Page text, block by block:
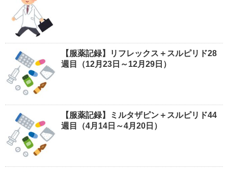
【服薬記録】リフレックス＋スルピリド28
週目（12月23日～12月29日）
【服薬記録】ミルタザピン＋スルピリド44
週目（4月14日～4月20日）